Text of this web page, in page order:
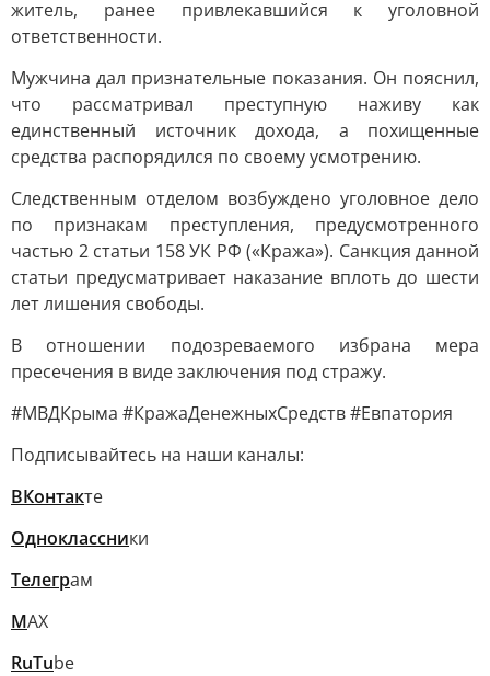
житель, ранее привлекавшийся к уголовной
ответственности.
Мужчина дал признательные показания. Он пояснил,
что рассматривал преступную наживу как
единственный источник дохода, а похищенные
средства распорядился по своему усмотрению.
Следственным отделом возбуждено уголовное дело
по признакам преступления, предусмотренного
частью 2 статьи 158 УК РФ («Кража»). Санкция данной
статьи предусматривает наказание вплоть до шести
лет лишения свободы.
В отношении подозреваемого избрана мера
пресечения в виде заключения под стражу.
#МВДКрыма #КражаДенежныхСредств #Евпатория
Подписывайтесь на наши каналы:
ВКонтакте
Одноклассники
Телеграм
MAХ
RuTube